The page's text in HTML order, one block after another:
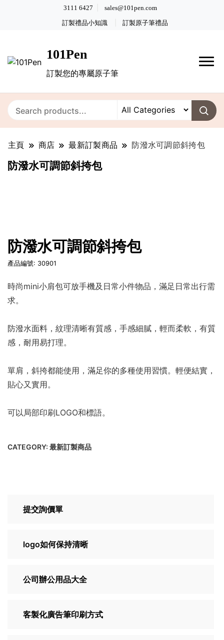
3111 6427 sales@101pen.com
訂製禮品小知識 訂製原子筆禮品
101Pen
訂製您的專屬原子筆
主頁 商店 最新訂製商品 防潑水可調節斜挎包
防潑水可調節斜挎包
防潑水可調節斜挎包
產品編號: 30901
時尚mini小肩包可放手機及日常小件物品，滿足日常出行需
求。
防潑水面料，紋理清晰有質感，手感細膩，輕而柔軟，有質
感，耐用易打理。
單肩，斜挎都能使用，滿足你的多種使用習慣。輕便結實，
貼心又實用。
可以局部印刷LOGO和標語。
CATEGORY: 最新訂製商品
提交詢價單
logo如何保持清晰
公司辦公用品大全
客製化廣告筆印刷方式